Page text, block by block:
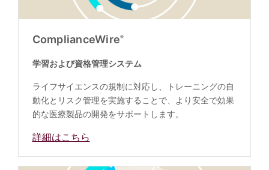
ComplianceWire®
学習および資格管理システム
ライフサイエンスの規制に対応し、トレーニングの自
動化とリスク管理を実施することで、より安全で効果
的な医療製品の開発をサポートします。
詳細はこちら